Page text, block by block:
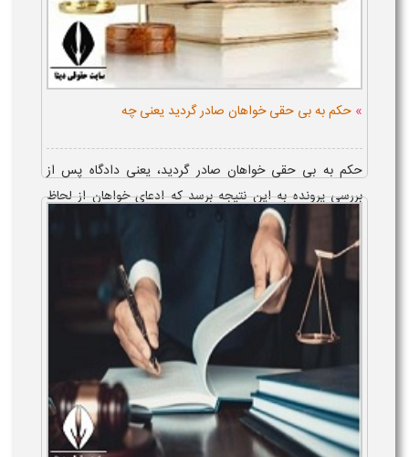
» حکم به بی حقی خواهان صادر گردید یعنی چه
حکم به بی حقی خواهان صادر گردید، یعنی دادگاه پس از
بررسی پرونده به این نتیجه برسد که ادعای خواهان از لحاظ
قانونی مستند و معتبر نیست یا شواهد و مستندات کافی برای
اثبات ادعای خود ارائه نکرده ا...